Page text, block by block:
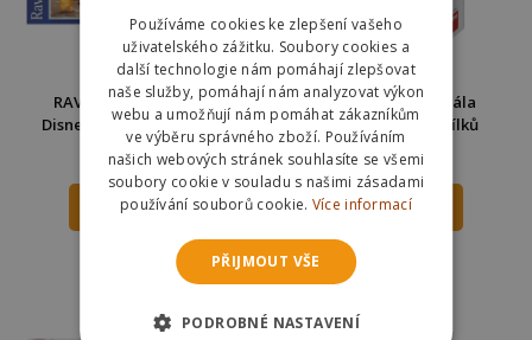
RAVENSBURGER Puzzle
Disney karneval 1000 dílků
289 Kč 359 Kč
DO KOŠÍKU
dnes
Dino Puzzle Katedrála
Notre-Dame 1000 dílků
253 Kč 350 Kč
DO KOŠÍKU
Odešleme
Používáme cookies ke zlepšení vašeho
uživatelského zážitku. Soubory cookies a
další technologie nám pomáhají zlepšovat
naše služby, pomáhají nám analyzovat výkon
webu a umožňují nám pomáhat zákazníkům
ve výběru správného zboží. Používáním
našich webových stránek souhlasíte se všemi
soubory cookie v souladu s našimi zásadami
používání souborů cookie. Více informací
PŘIJMOUT VŠE
PODROBNÉ NASTAVENÍ